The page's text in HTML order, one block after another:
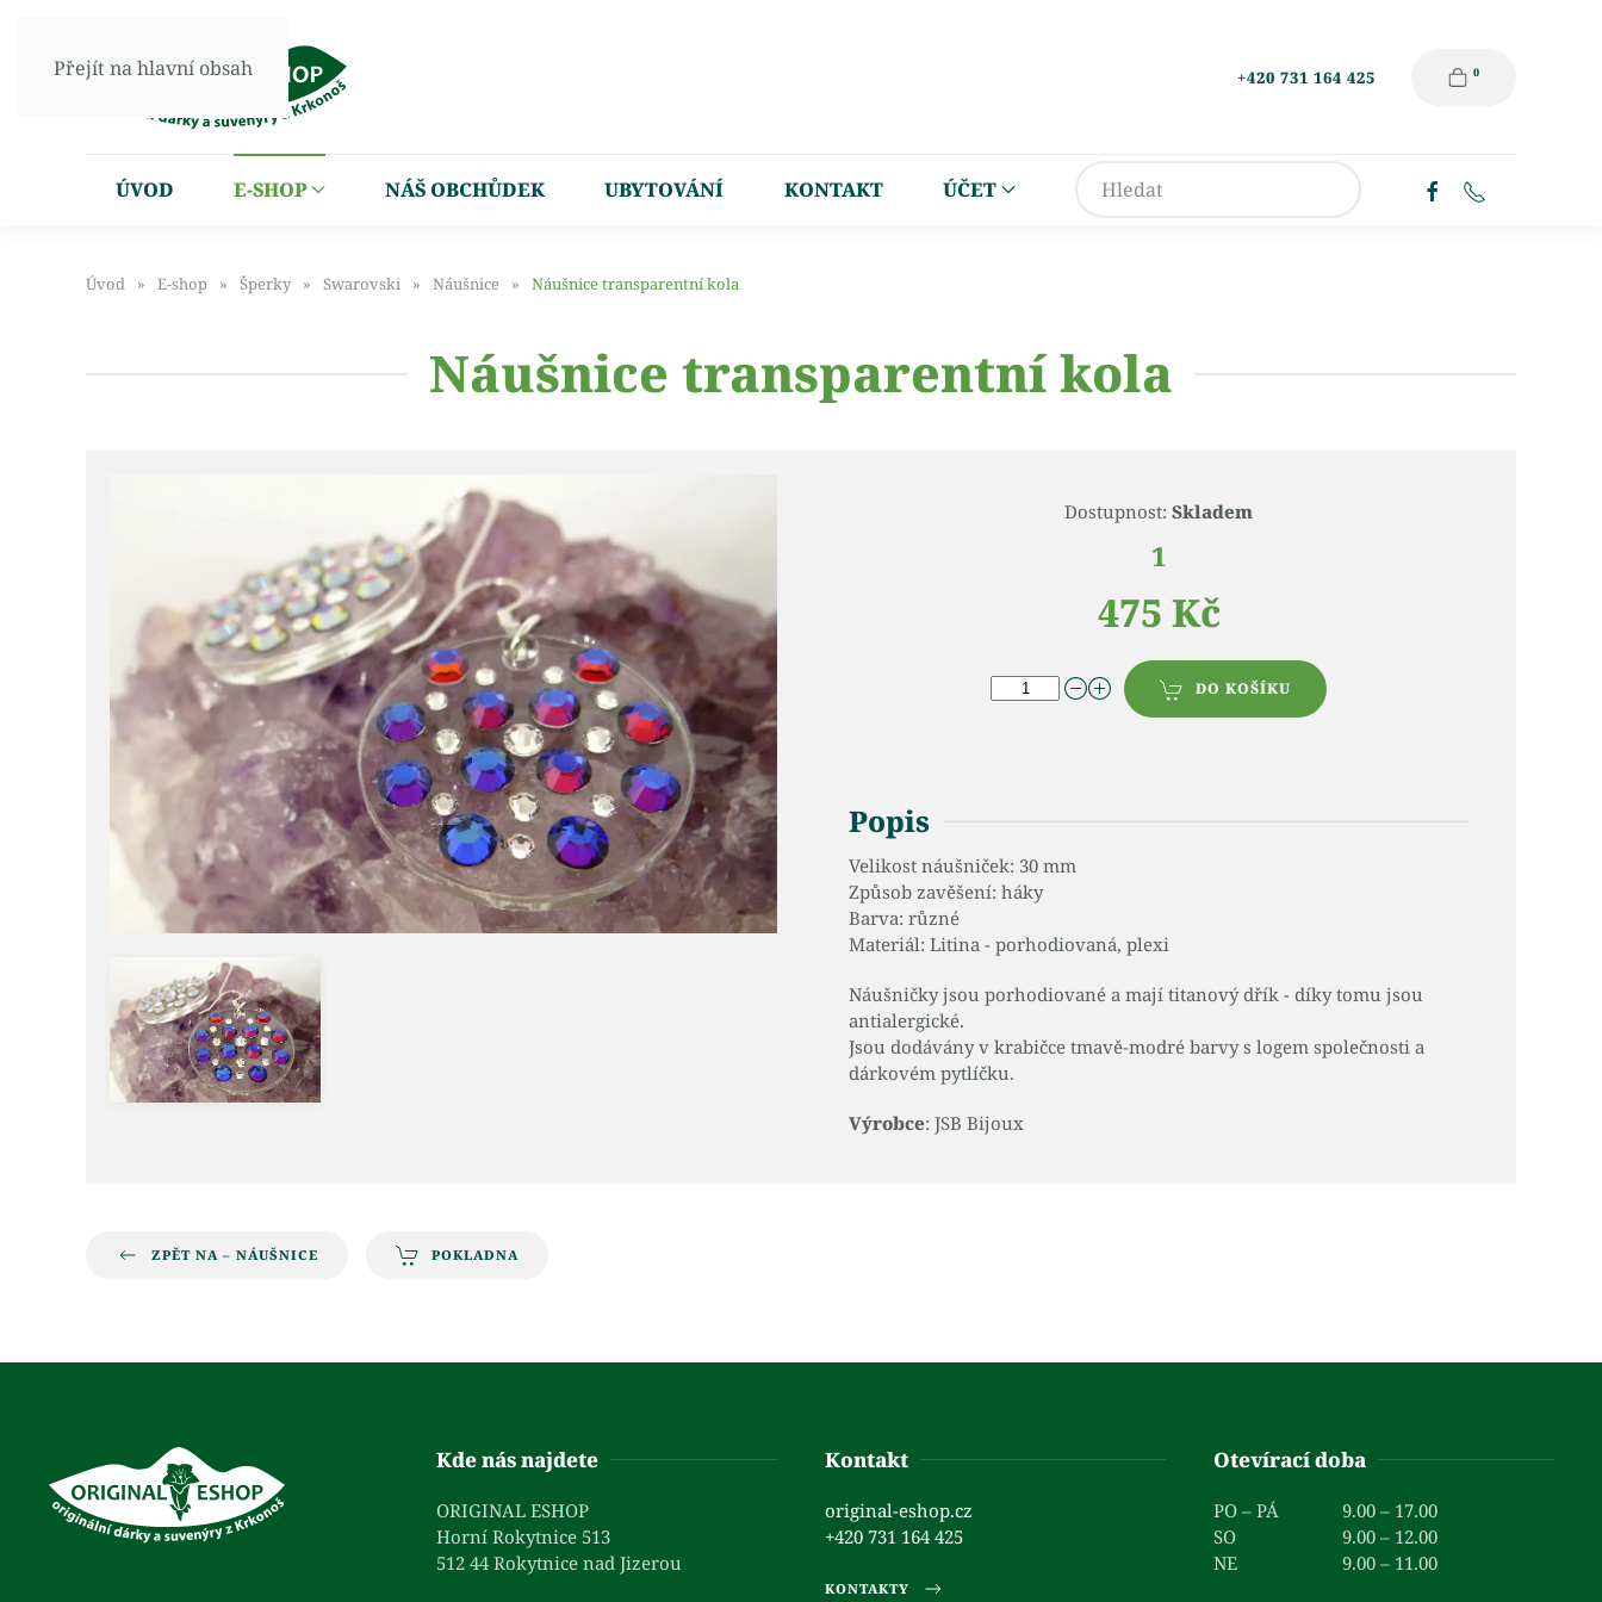
Přejít na hlavní obsah +420 731 164 425 0
ÚVOD E-SHOP NÁŠ OBCHŮDEK UBYTOVÁNÍ KONTAKT ÚČET
Úvod E-shop Šperky Swarovski Náušnice Náušnice transparentní kola
Náušnice transparentní kola
Dostupnost: Skladem
1
475 Kč
DO KOŠÍKU
Popis
Velikost náušniček: 30 mm
Způsob zavěšení: háky
Barva: různé
Materiál: Litina - porhodiovaná, plexi
Náušničky jsou porhodiované a mají titanový dřík - díky tomu jsou
antialergické.
Jsou dodávány v krabičce tmavě-modré barvy s logem společnosti a
dárkovém pytlíčku.
Výrobce: JSB Bijoux
ZPĚT NA – NÁUŠNICE POKLADNA
Kde nás najdete
ORIGINAL ESHOP
Horní Rokytnice 513
512 44 Rokytnice nad Jizerou
Kontakt
original-eshop.cz
+420 731 164 425
KONTAKTY
Otevírací doba
PO – PÁ
9.00 – 17.00
SO
9.00 – 12.00
NE
9.00 – 11.00